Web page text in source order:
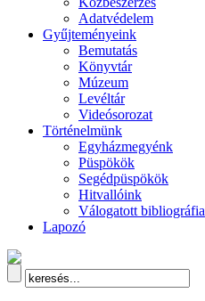
Adatvédelem
Gyűjteményeink
Bemutatás
Könyvtár
Múzeum
Levéltár
Videósorozat
Történelmünk
Egyházmegyénk
Püspökök
Segédpüspökök
Hitvallóink
Válogatott bibliográfia
Lapozó